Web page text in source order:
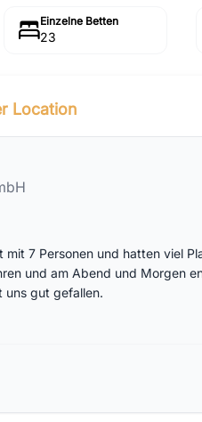
Einzelne Betten
23
Location
7 Personen und hatten viel
und am Abend und Morgen
uns gut gefallen.